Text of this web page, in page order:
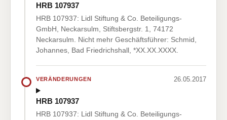
HRB 107937
HRB 107937: Lidl Stiftung & Co. Beteiligungs-
GmbH, Neckarsulm, Stiftsbergstr. 1, 74172
Neckarsulm. Nicht mehr Geschäftsführer: Schmid,
Johannes, Bad Friedrichshall, *XX.XX.XXXX.
VERÄNDERUNGEN 26.05.2017
HRB 107937
HRB 107937: Lidl Stiftung & Co. Beteiligungs-